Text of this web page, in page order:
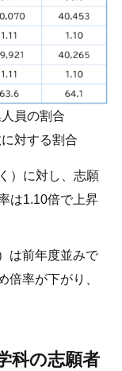
員の割合
対する割合
）に対し、志願
は1.10倍で上昇
は前年度並みで
倍率が下がり、
科の志願者